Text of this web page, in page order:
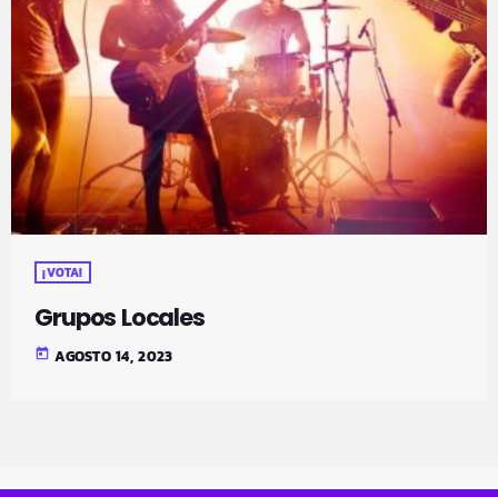
¡VOTA!
Grupos Locales
today AGOSTO 14, 2023